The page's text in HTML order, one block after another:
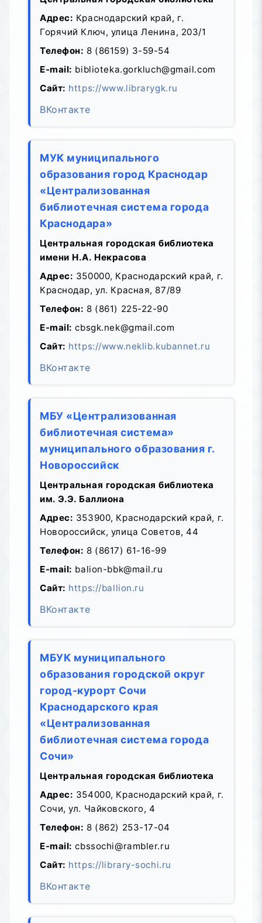
Адрес: Краснодарский край, г.
Горячий Ключ, улица Ленина, 203/1
Телефон: 8 (86159) 3-59-54
E-mail: biblioteka.gorkluch@gmail.com
Сайт: https://www.librarygk.ru
ВКонтакте
МУК муниципального
образования город Краснодар
«Централизованная
библиотечная система города
Краснодара»
Центральная городская библиотека
имени Н.А. Некрасова
Адрес: 350000, Краснодарский край, г.
Краснодар, ул. Красная, 87/89
Телефон: 8 (861) 225-22-90
E-mail: cbsgk.nek@gmail.com
Сайт: https://www.neklib.kubannet.ru
ВКонтакте
МБУ «Централизованная
библиотечная система»
муниципального образования г.
Новороссийск
Центральная городская библиотека
им. Э.Э. Баллиона
Адрес: 353900, Краснодарский край, г.
Новороссийск, улица Советов, 44
Телефон: 8 (8617) 61-16-99
E-mail: balion-bbk@mail.ru
Сайт: https://ballion.ru
ВКонтакте
МБУК муниципального
образования городской округ
город-курорт Сочи
Краснодарского края
«Централизованная
библиотечная система города
Сочи»
Центральная городская библиотека
Адрес: 354000, Краснодарский край, г.
Сочи, ул. Чайковского, 4
Телефон: 8 (862) 253-17-04
E-mail: cbssochi@rambler.ru
Сайт: https://library-sochi.ru
ВКонтакте